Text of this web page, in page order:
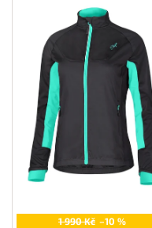
1 990 Kč –10 %